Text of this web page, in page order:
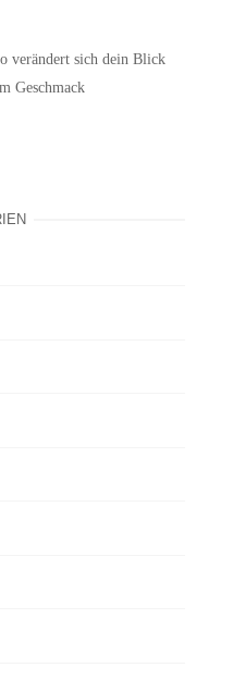
verändert sich dein Blick
Geschmack